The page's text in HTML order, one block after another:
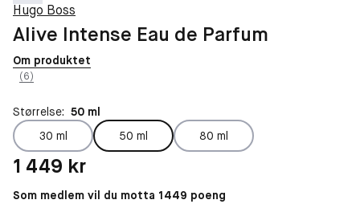
Hugo Boss
Alive Intense Eau de Parfum
Om produktet
(6)
Størrelse: 50 ml
30 ml
50 ml
80 ml
Pris: 1 449 kr
1 449 kr
Som medlem vil du motta 1449 poeng